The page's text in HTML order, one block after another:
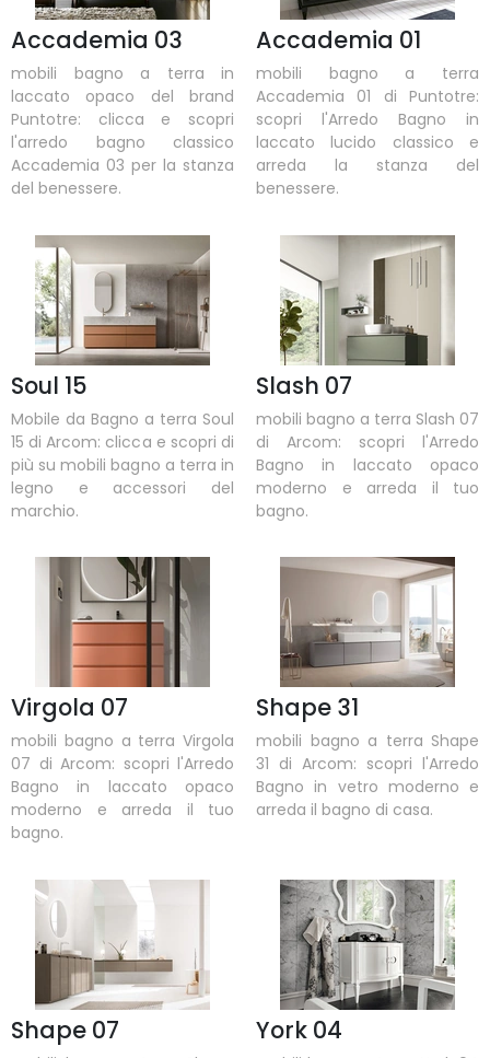
Accademia 03
mobili bagno a terra in
laccato opaco del brand
Puntotre: clicca e scopri
l'arredo bagno classico
Accademia 03 per la stanza
del benessere.
Accademia 01
mobili bagno a terra
Accademia 01 di Puntotre:
scopri l'Arredo Bagno in
laccato lucido classico e
arreda la stanza del
benessere.
Soul 15
Mobile da Bagno a terra Soul
15 di Arcom: clicca e scopri di
più su mobili bagno a terra in
legno e accessori del
marchio.
Slash 07
mobili bagno a terra Slash 07
di Arcom: scopri l'Arredo
Bagno in laccato opaco
moderno e arreda il tuo
bagno.
Virgola 07
mobili bagno a terra Virgola
07 di Arcom: scopri l'Arredo
Bagno in laccato opaco
moderno e arreda il tuo
bagno.
Shape 31
mobili bagno a terra Shape
31 di Arcom: scopri l'Arredo
Bagno in vetro moderno e
arreda il bagno di casa.
Shape 07 York 04